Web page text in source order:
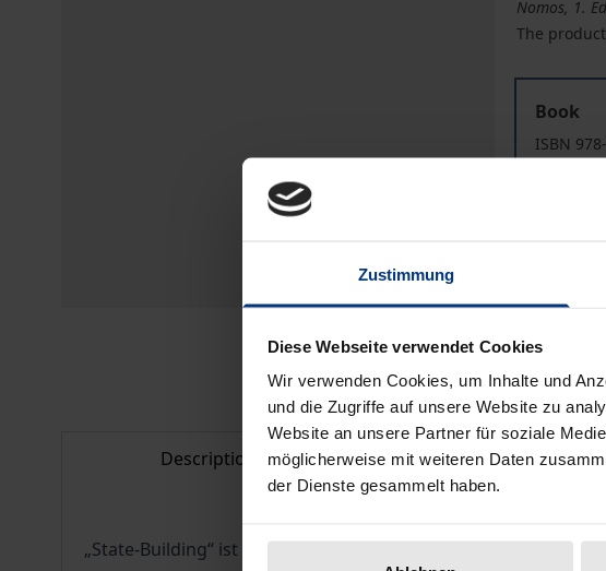
Zustimmung
Diese Webseite verwendet Cookies
Wir verwenden Cookies, um Inhalte und
und die Zugriffe auf unsere Website zu
Website an unsere Partner für soziale
möglicherweise mit weiteren Daten
der Dienste gesammelt haben.
Nomos, 1.
The
Book
ISBN
Add
Delivery
Description Bibliographical
„State-Building“ ist eine in jüngster Zeit häufig angewandte,